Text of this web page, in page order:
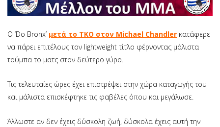
Ο ‘Do Bronx’ μετά το ΤΚΟ στον Michael Chandler κατάφερε
να πάρει επιτέλους τον lightweight τίτλο φέρνοντας μάλιστα
τούμπα το ματς στον δεύτερο γύρο.
Τις τελευταίες ώρες έχει επιστρέψει στην χώρα καταγωγής του
και μάλιστα επισκέφτηκε τις φαβέλες όπου και μεγάλωσε.
Άλλωστε αν δεν έχεις δύσκολη ζωή, δύσκολα έχεις αυτή την